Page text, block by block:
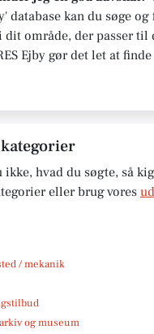
database kan du søge
dit område, der passer til
Ejby gør det let at
ikke, hvad du søgte, så
eller brug vores
/ mekanik
og museum